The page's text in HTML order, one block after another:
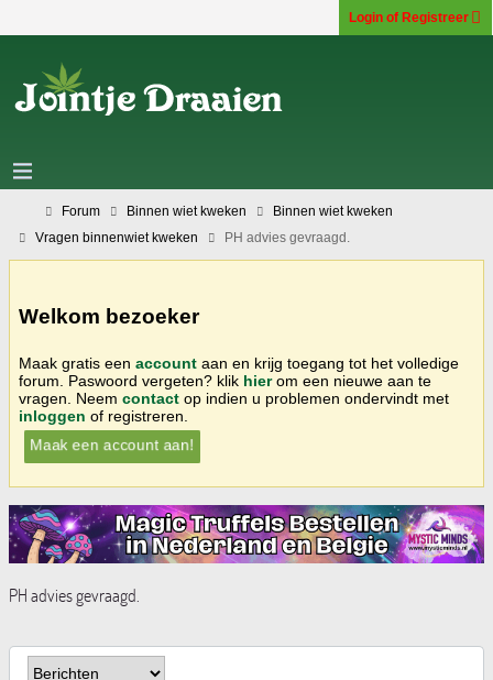
Login of Registreer
Forum Binnen wiet kweken
Binnen wiet kweken
Vragen binnenwiet kweken
PH advies gevraagd.
Welkom bezoeker
Maak gratis een account aan en krijg toegang tot het volledige
forum. Paswoord vergeten? klik hierom een nieuwe aan te
vragen. Neem contact op indien u problemen ondervindt met
inloggen of registreren.
Maak een account aan!
PH advies gevraagd.